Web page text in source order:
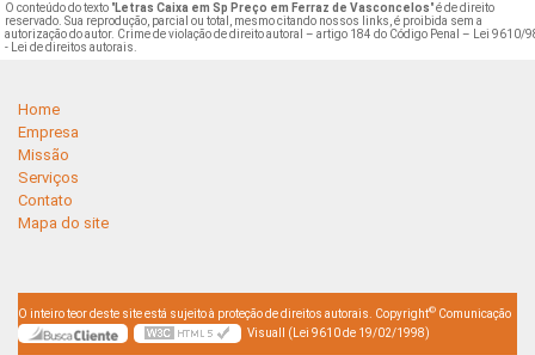
O conteúdo do texto "Letras Caixa em Sp Preço em Ferraz de Vasconcelos" é de direito
reservado. Sua reprodução, parcial ou total, mesmo citando nossos links, é proibida sem a
autorização do autor. Crime de violação de direito autoral – artigo 184 do Código Penal –
Lei 9610/
- Lei de direitos autorais
Home
Empresa
Missão
Serviços
Contato
Mapa do site
O inteiro teor deste site está sujeito à proteção de direitos autorais. Copyright© Comunicação
Visuall (Lei 9610 de 19/02/1998)